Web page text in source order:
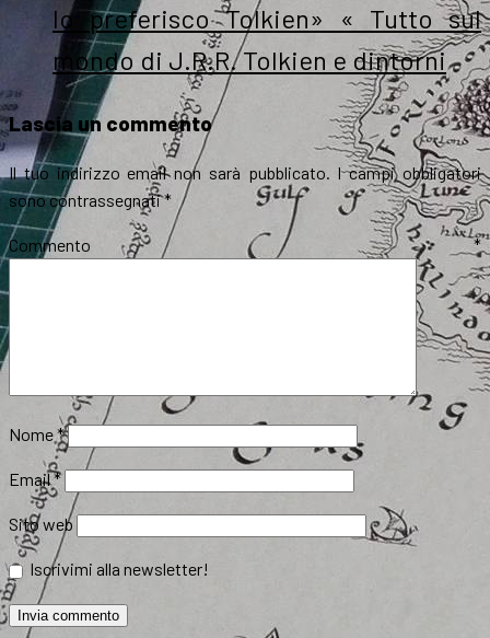
Io preferisco Tolkien» « Tutto sul
mondo di J.R.R. Tolkien e dintorni
Lascia un commento
Il tuo indirizzo email non sarà pubblicato. I campi obbligatori
sono contrassegnati*
Commento*
Nome*
Email*
Sito web
Iscrivimi alla newsletter!